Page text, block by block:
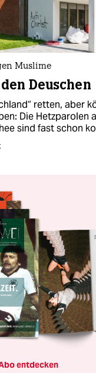
Muslime
Deuschen
retten, aber
Die Hetzparolen
sind fast schon
entdecken